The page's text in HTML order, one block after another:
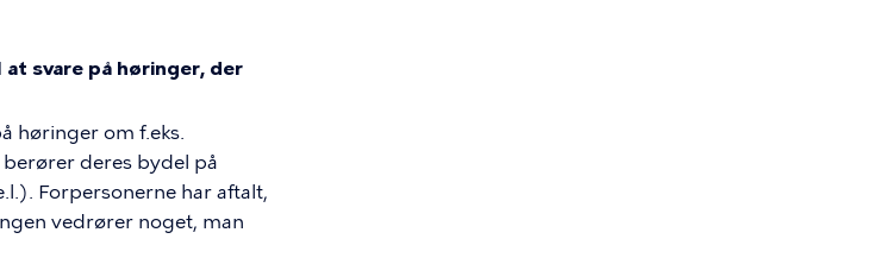
svare på høringer, der
høringer om f.eks.
deres bydel på
Forpersonerne har aftalt,
vedrører noget, man